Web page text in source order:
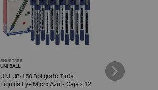
SHURTAPE
UNI BALL
UNI UB-150 Bolígrafo Tinta
Líquida Eye Micro Azul - Caja x 12
SHURTAPE
UNI BALL
UNI UB-150